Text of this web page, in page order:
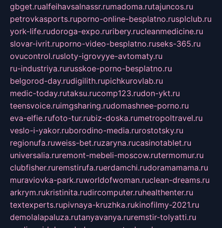
gbget.rualfeihavsalnassr.rumadoma.rutajuncos.ru
petrovkasports.ruporno-online-besplatno.rusplclub.ru
york-life.rudoroga-expo.ruribery.rucleanmedicine.ru
slovar-ivrit.ruporno-video-besplatno.ruseks-365.ru
ovucontrol.rusloty-igrovyye-avtomaty.ru
ru-industriya.rurusskoe-porno-besplatno.ru
belgorod-day.rudigilith.rupichkurovlab.ru
medic-today.rutaksu.rucomp123.rudon-ykt.ru
teensvoice.ruimgsharing.rudomashnee-porno.ru
eva-elfie.rufoto-tur.rubiz-doska.rumetropoltravel.ru
veslo-i-yakor.ruborodino-media.rurostotsky.ru
regionufa.ruweiss-bet.ruzaryna.rucasinotablet.ru
universalia.ruremont-mebeli-moscow.rutermomur.ru
clubfisher.ruremstirufa.ruerdamchi.rudoramamama.ru
muraviovka-park.ruworldofwoman.ruclean-dreams.ru
arkrym.rukristinita.rudircomputer.ruhealthenter.ru
textexperts.rupivnaya-kruzhka.rukinofilmy-2021.ru
demolalapaluza.rutanyavanya.ruremstir-tolyatti.ru